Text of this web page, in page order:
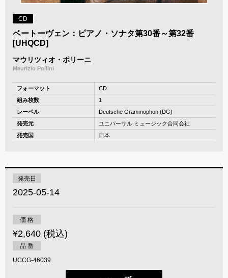
CD
ベートーヴェン：ピアノ・ソナタ第30番～第32番
[UHQCD]
マウリツィオ・ポリーニ
Maurizio Pollini
フォーマット
CD
組み枚数
1
レーベル
Deutsche Grammophon (DG)
発売元
ユニバーサル ミュージック合同会社
発売国
日本
発売日
2025-05-14
価 格
¥2,640 (税込)
品 番
UCCG-46039